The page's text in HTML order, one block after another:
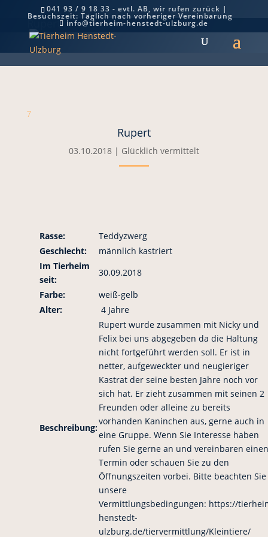
041 93 / 9 18 33 - evtl. AB, wir rufen zurück |
Besuchszeit: Täglich nach vorheriger Vereinbarung
info@tierheim-henstedt-ulzburg.de
Rupert
7
Rupert
03.10.2018| Glücklich vermittelt
Rasse:
Teddyzwerg
Geschlecht:
männlich kastriert
Im Tierheim
seit:
30.09.2018
Farbe:
weiß-gelb
Alter:
4 Jahre
Beschreibung:
Rupert wurde zusammen mit Nicky und
Felix bei uns abgegeben da die Haltung
nicht fortgeführt werden soll. Er ist in
netter, aufgeweckter und neugieriger
Kastrat der seine besten Jahre noch vor
sich hat. Er zieht zusammen mit seinen 2
Freunden oder alleine zu bereits
vorhanden Kaninchen aus, gerne auch in
eine Gruppe. Wenn Sie Interesse haben
rufen Sie gerne an und vereinbaren einen
Termin oder schauen Sie zu den
Öffnungszeiten vorbei. Bitte beachten Sie
unsere
Vermittlungsbedingungen: https://
henstedt-
ulzburg.de/tiervermittlung/Kleintiere/